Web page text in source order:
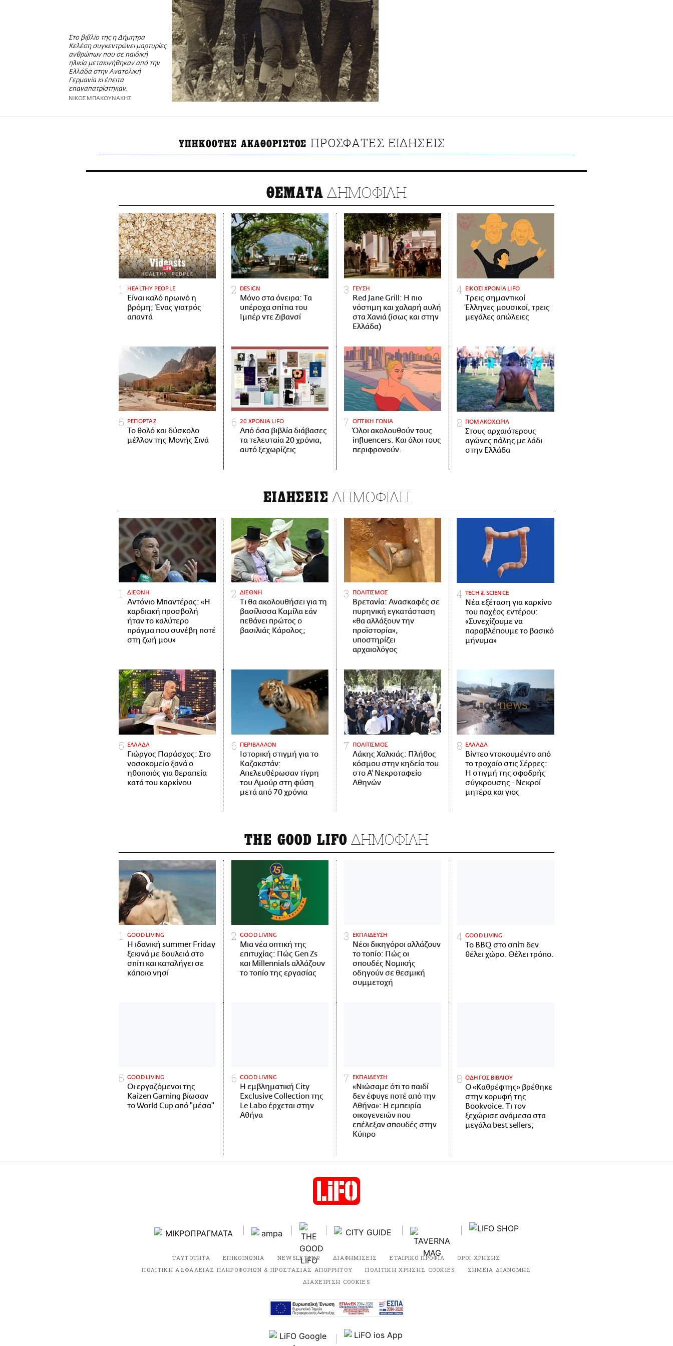
Στο βιβλίο της η Δήμητρα
Κελέση συγκεντρώνει μαρτυρίες
ανθρώπων που σε παιδική
ηλικία μετακινήθηκαν από την
Ελλάδα στην Ανατολική
Γερμανία κι έπειτα
επαναπατρίστηκαν.
ΝΙΚΟΣ ΜΠΑΚΟΥΝΑΚΗΣ
ΥΠΗΚΟΟΤΗΣ ΑΚΑΘΟΡΙΣΤΟΣ ΠΡΟΣΦΑΤΕΣ ΕΙΔΗΣΕΙΣ
ΘΕΜΑΤΑ ΔΗΜΟΦΙΛΗ
HEALTHY PEOPLE
Είναι καλό πρωινό η
βρόμη; Ένας γιατρός
απαντά
DESIGN
Μόνο στα όνειρα: Τα
υπέροχα σπίτια του
Ιμπέρ ντε Ζιβανσί
ΓΕΥΣΗ
Red Jane Grill: Η πιο
νόστιμη και χαλαρή αυλή
στα Χανιά (ίσως και στην
Ελλάδα)
ΕΙΚΟΣΙ ΧΡΟΝΙΑ LIFO
Tρεις σημαντικοί
Έλληνες μουσικοί, τρεις
μεγάλες απώλειες
ΡΕΠΟΡΤΑΖ
Το θολό και δύσκολο
μέλλον της Μονής Σινά
20 ΧΡΟΝΙΑ LIFO
Από όσα βιβλία διάβασες
τα τελευταία 20 χρόνια,
αυτό ξεχωρίζεις
ΟΠΤΙΚΗ ΓΩΝΙΑ
Όλοι ακολουθούν τους
influencers. Και όλοι τους
περιφρονούν.
ΠΟΜΑΚΟΧΩΡΙΑ
Στους αρχαιότερους
αγώνες πάλης με λάδι
στην Ελλάδα
ΕΙΔΗΣΕΙΣ ΔΗΜΟΦΙΛΗ
ΔΙΕΘΝΗ
Αντόνιο Μπαντέρας: «Η
καρδιακή προσβολή
ήταν το καλύτερο
πράγμα που συνέβη ποτέ
στη ζωή μου»
ΔΙΕΘΝΗ
Τι θα ακολουθήσει για τη
βασίλισσα Καμίλα εάν
πεθάνει πρώτος ο
βασιλιάς Κάρολος;
ΠΟΛΙΤΙΣΜΟΣ
Βρετανία: Ανασκαφές σε
πυρηνική εγκατάσταση
«θα αλλάξουν την
προϊστορία»,
υποστηρίζει
αρχαιολόγος
ΤECH & SCIENCE
Νέα εξέταση για καρκίνο
του παχέος εντέρου:
«Συνεχίζουμε να
παραβλέπουμε το βασικό
μήνυμα»
ΕΛΛΑΔΑ
Γιώργος Παράσχος: Στο
νοσοκομείο ξανά ο
ηθοποιός για θεραπεία
κατά του καρκίνου
ΠΕΡΙΒΑΛΛΟΝ
Ιστορική στιγμή για το
Καζακστάν:
Απελευθέρωσαν τίγρη
του Αμούρ στη φύση
μετά από 70 χρόνια
ΠΟΛΙΤΙΣΜΟΣ
Λάκης Χαλκιάς: Πλήθος
κόσμου στην κηδεία του
στο Α' Νεκροταφείο
Αθηνών
ΕΛΛΑΔΑ
Βίντεο ντοκουμέντο από
το τροχαίο στις Σέρρες:
Η στιγμή της σφοδρής
σύγκρουσης - Νεκροί
μητέρα και γιος
THE GOOD LIFO ΔΗΜΟΦΙΛΗ
GOOD LIVING
Η ιδανική summer Friday
ξεκινά με δουλειά στο
σπίτι και καταλήγει σε
κάποιο νησί
GOOD LIVING
Μια νέα οπτική της
επιτυχίας: Πώς Gen Zs
και Millennials αλλάζουν
το τοπίο της εργασίας
ΕΚΠΑΙΔΕΥΣΗ
Νέοι δικηγόροι αλλάζουν
το τοπίο: Πώς οι
σπουδές Νομικής
οδηγούν σε θεσμική
συμμετοχή
GOOD LIVING
Το BBQ στο σπίτι δεν
θέλει χώρο. Θέλει τρόπο.
GOOD LIVING
Οι εργαζόμενοι της
Kaizen Gaming βίωσαν
το World Cup από "μέσα"
GOOD LIVING
Η εμβληματική City
Exclusive Collection της
Le Labo έρχεται στην
Αθήνα
ΕΚΠΑΙΔΕΥΣΗ
«Νιώσαμε ότι το παιδί
δεν έφυγε ποτέ από την
Αθήνα»: Η εμπειρία
οικογενειών που
επέλεξαν σπουδές στην
Κύπρο
ΟΔΗΓΟΣ ΒΙΒΛΙΟΥ
Ο «Καθρέφτης» βρέθηκε
στην κορυφή της
Bookvoice. Τι τον
ξεχώρισε ανάμεσα στα
μεγάλα best sellers;
ΤΑΥΤΟΤΗΤΑ ΕΠΙΚΟΙΝΩΝΙΑ NEWSLETTER ΔΙΑΦΗΜΙΣΕΙΣ ΕΤΑΙΡΙΚΟ ΠΡΟΦΙΛ
ΟΡΟΙ ΧΡΗΣΗΣ
ΠΟΛΙΤΙΚΗ ΑΣΦΑΛΕΙΑΣ ΠΛΗΡΟΦΟΡΙΩΝ & ΠΡΟΣΤΑΣΙΑΣ ΑΠΟΡΡΗΤΟΥ
ΠΟΛΙΤΙΚΗ ΧΡΗΣΗΣ COOKIES
ΣΗΜΕΙΑ ΔΙΑΝΟΜΗΣ
ΔΙΑΧΕΙΡΙΣΗ COOKIES